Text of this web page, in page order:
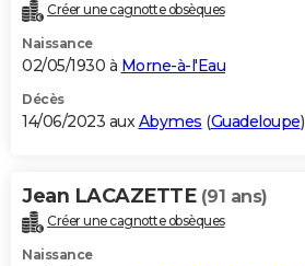
Créer une cagnotte obsèques
Naissance
02/05/1930 à Morne-à-l'Eau
Décès
14/06/2023 auxAbymes (Guadeloupe)
Jean LACAZETTE (91 ans)
Créer une cagnotte obsèques
Naissance